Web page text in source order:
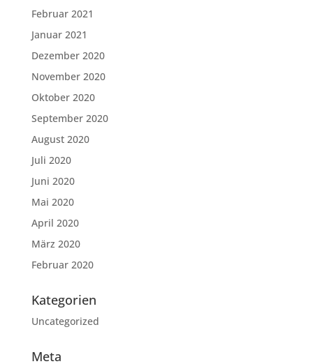
Februar 2021
Januar 2021
Dezember 2020
November 2020
Oktober 2020
September 2020
August 2020
Juli 2020
Juni 2020
Mai 2020
April 2020
März 2020
Februar 2020
Kategorien
Uncategorized
Meta